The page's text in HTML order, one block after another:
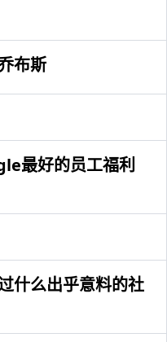
布斯
最好的员工福利
什么出乎意料的社